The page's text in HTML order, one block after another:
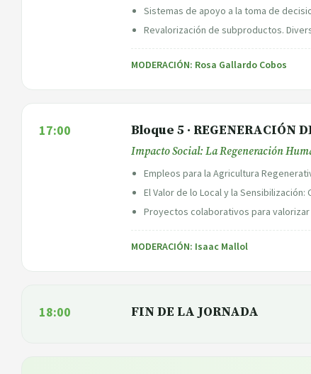
Sistemas de apoyo a la toma de
Revalorización de subproductos.
MODERACIÓN: Rosa Gallardo Cobos
17:00 Bloque 5 · REGENERACIÓN
Impacto Social: La Regeneración
Empleos para la Agricultura
El Valor de lo Local y la
Proyectos colaborativos para
MODERACIÓN: Isaac Mallol
18:00 FIN DE LA JORNADA